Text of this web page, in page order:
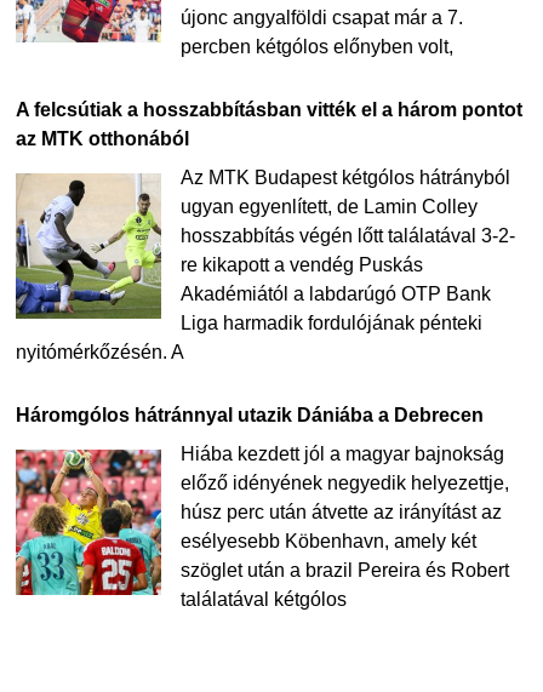
újonc angyalföldi csapat már a 7.
percben kétgólos előnyben volt,
A felcsútiak a hosszabbításban vitték el a három pontot
az MTK otthonából
Az MTK Budapest kétgólos hátrányból
ugyan egyenlített, de Lamin Colley
hosszabbítás végén lőtt találatával 3-2-
re kikapott a vendég Puskás
Akadémiától a labdarúgó OTP Bank
Liga harmadik fordulójának pénteki
nyitómérkőzésén. A
Háromgólos hátránnyal utazik Dániába a Debrecen
Hiába kezdett jól a magyar bajnokság
előző idényének negyedik helyezettje,
húsz perc után átvette az irányítást az
esélyesebb Köbenhavn, amely két
szöglet után a brazil Pereira és Robert
találatával kétgólos